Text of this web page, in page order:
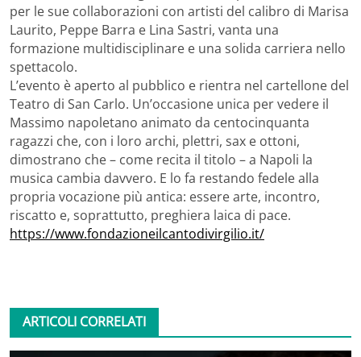
per le sue collaborazioni con artisti del calibro di Marisa
Laurito, Peppe Barra e Lina Sastri, vanta una
formazione multidisciplinare e una solida carriera nello
spettacolo.
L’evento è aperto al pubblico e rientra nel cartellone del
Teatro di San Carlo. Un’occasione unica per vedere il
Massimo napoletano animato da centocinquanta
ragazzi che, con i loro archi, plettri, sax e ottoni,
dimostrano che – come recita il titolo – a Napoli la
musica cambia davvero. E lo fa restando fedele alla
propria vocazione più antica: essere arte, incontro,
riscatto e, soprattutto, preghiera laica di pace.
https://www.fondazioneilcantodivirgilio.it/
ARTICOLI CORRELATI